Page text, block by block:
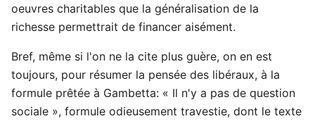
oeuvres charitables que la généralisation de la
richesse permettrait de financer aisément.
Bref, même si l'on ne la cite plus guère, on en est
toujours, pour résumer la pensée des libéraux, à la
formule prêtée à Gambetta: « Il n'y a pas de question
sociale », formule odieusement travestie, dont le texte